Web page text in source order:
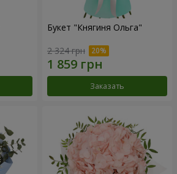
Букет "Княгиня Ольга"
2 324 грн
Заказать